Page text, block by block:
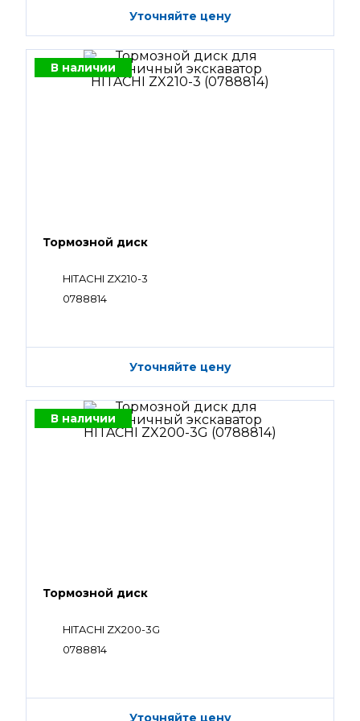
Уточняйте цену
В наличии
Тормозной диск
HITACHI ZX210-3
0788814
Уточняйте цену
В наличии
Тормозной диск
HITACHI ZX200-3G
0788814
Уточняйте цену